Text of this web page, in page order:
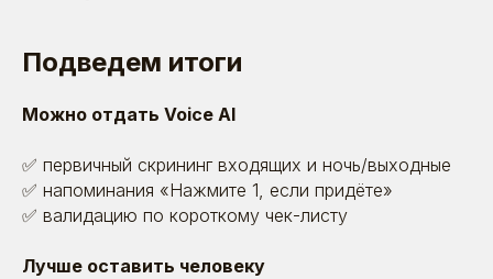
Подведем итоги
Можно отдать Voice AI
✅ первичный скрининг входящих и ночь/выходные
✅ напоминания «Нажмите 1, если придёте»
✅ валидацию по короткому чек-листу
Лучше оставить человеку
эт. 1, пом. V
Пользовательское
соглашение
© 2026. Все права защищены | ООО «Бета
990 0 Позиция ОКПД 2 58.29.13 ОКВЭД - 63.11.1
info@betaonline.ru